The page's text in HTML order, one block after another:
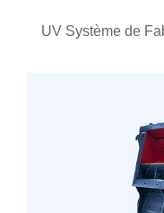
UV Système de